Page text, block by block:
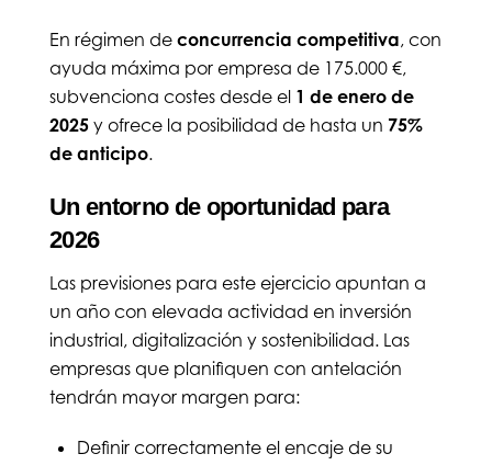
En régimen de concurrencia competitiva, con
ayuda máxima por empresa de 175.000 €,
subvenciona costes desde el 1 de enero de
2025y ofrece la posibilidad de hasta un 75%
de anticipo.
Un entorno de oportunidad para
2026
Las previsiones para este ejercicio apuntan a
un año con elevada actividad en inversión
industrial, digitalización y sostenibilidad. Las
empresas que planifiquen con antelación
tendrán mayor margen para:
Definir correctamente el encaje de su